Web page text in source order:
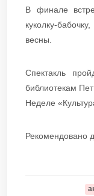
В финале
куколку-
весны.
Спектакль
библиотекам
Неделе
Рекомендовано